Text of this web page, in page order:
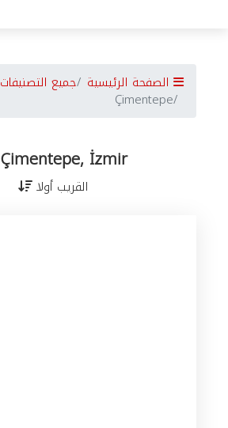
الصفحة الرئيسية جميع التصنيفات
Çimentepe
Çimentepe, İzmir
القريب أولا